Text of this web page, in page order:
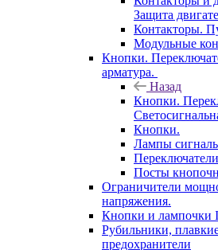
Защита
Контакторы.
Модульные
Кнопки.
арматура.
Назад
Кнопки.
Кнопки.
Лампы
Посты
Ограничители
напряжения.
Кнопки и лампочки
Рубильники,
предохранители